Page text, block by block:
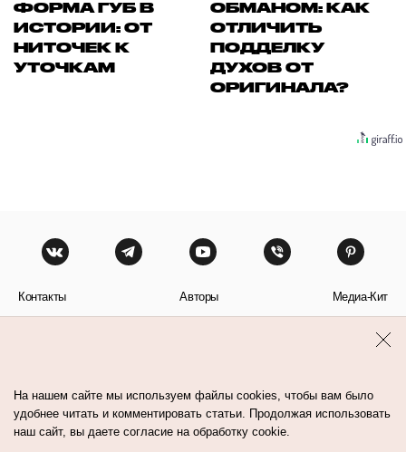
ФОРМА ГУБ В
ИСТОРИИ: ОТ
НИТОЧЕК К
УТОЧКАМ
ОБМАНОМ: КАК
ОТЛИЧИТЬ
ПОДДЕЛКУ
ДУХОВ ОТ
ОРИГИНАЛА?
Контакты Авторы Медиа-Кит
На нашем сайте мы используем файлы cookies, чтобы вам было
удобнее читать и комментировать статьи. Продолжая использовать
наш сайт, вы даете согласие на обработку cookie.